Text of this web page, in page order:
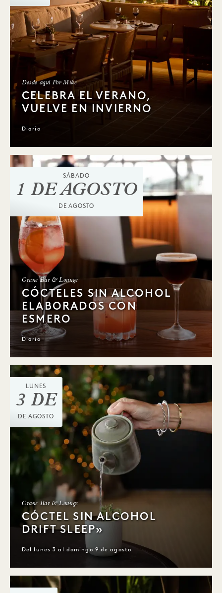
Desde aquí Por Mike
CELEBRA EL VERANO,
VUELVE EN INVIERNO
Diario
SÁBADO
1 DE AGOSTO
DE AGOSTO
Crane Bar & Lounge
CÓCTELES SIN ALCOHOL
ELABORADOS CON
ESMERO
Diario
LUNES
3 DE
DE AGOSTO
Crane Bar & Lounge
CÓCTEL SIN ALCOHOL
DRIFT SLEEP»
Del lunes 3 al domingo 9 de agosto